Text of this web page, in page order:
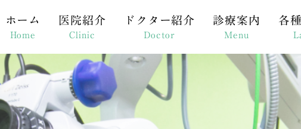
ホーム
Home
医院紹介
Clinic
当院の特徴
機材紹介
アクセス、診療時間
ドクター紹介
Doctor
診療案内
Menu
診療案内
初診の流れ
各
網膜光凝固術
マイクロパ
選択的レー